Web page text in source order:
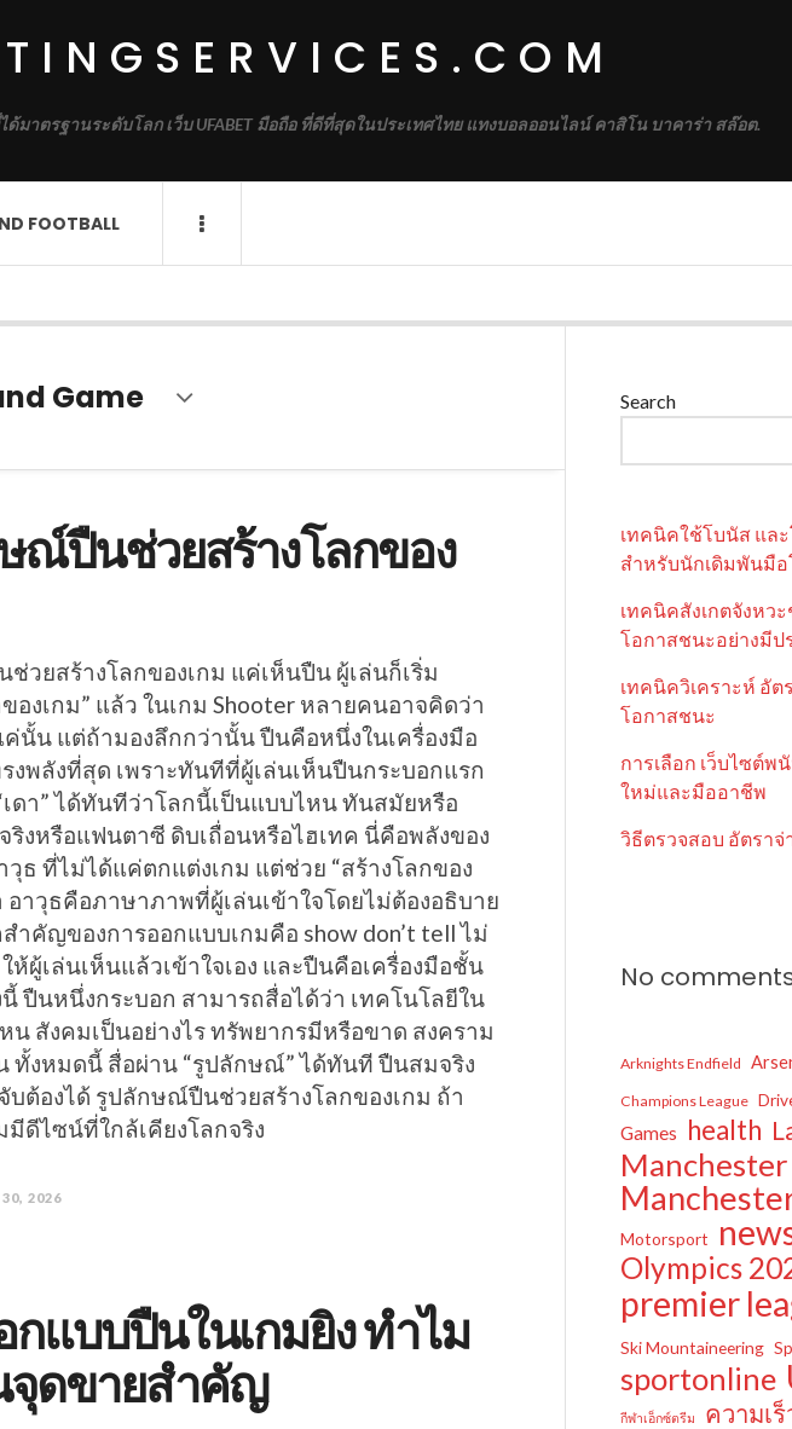
ด้มาตรฐานระดับโลก เว็บ UFABET มือถือ ที่ดีที่สุดในประเทศไทย แทงบอลออนไลน์ คาสิโน บาคาร่า สล๊อต.
FOOTBALL
Game
ณ์ปืนช่วยสร้างโลกของ
วยสร้างโลกของเกม แค่เห็นปืน ผู้เล่นก็เริ่ม
ของเกม” แล้ว ในเกม Shooter หลายคนอาจคิดว่า
ค่นั้น แต่ถ้ามองลึกกว่านั้น ปืนคือหนึ่งในเครื่องมือ
รงพลังที่สุด เพราะทันทีที่ผู้เล่นเห็นปืนกระบอกแรก
เดา” ได้ทันทีว่าโลกนี้เป็นแบบไหน ทันสมัยหรือ
งหรือแฟนตาซี ดิบเถื่อนหรือไฮเทค นี่คือพลังของ
ธ ที่ไม่ได้แค่ตกแต่งเกม แต่ช่วย “สร้างโลกของ
อาวุธคือภาษาภาพที่ผู้เล่นเข้าใจโดยไม่ต้องอธิบาย
ำคัญของการออกแบบเกมคือ show don’t tell ไม่
ห้ผู้เล่นเห็นแล้วเข้าใจเอง และปืนคือเครื่องมือชั้น
นี้ ปืนหนึ่งกระบอก สามารถสื่อได้ว่า เทคโนโลยีใน
น สังคมเป็นอย่างไร ทรัพยากรมีหรือขาด สงคราม
ทั้งหมดนี้ สื่อผ่าน “รูปลักษณ์” ได้ทันที ปืนสมจริง
บต้องได้ รูปลักษณ์ปืนช่วยสร้างโลกของเกม ถ้า
มีดีไซน์ที่ใกล้เคียงโลกจริง
2026
กแบบปืนในเกมยิง ทำไม
จุดขายสำคัญ
Search
เทคนิคใช้โบนัส แล
สำหรับนักเดิมพันมือ
เทคนิคสังเกตจังหว
โอกาสชนะอย่างมีป
เทคนิควิเคราะห์ อัต
โอกาสชนะ
การเลือก เว็บไซต์
ใหม่และมืออาชีพ
วิธีตรวจสอบ อัตรา
No
Arknights Endfield
Champions League
Games health
Motorsport
Olympics
premier
Ski Mountaineering
sportonline
กีฬาเอ็กซ์ตรีม ความเร็